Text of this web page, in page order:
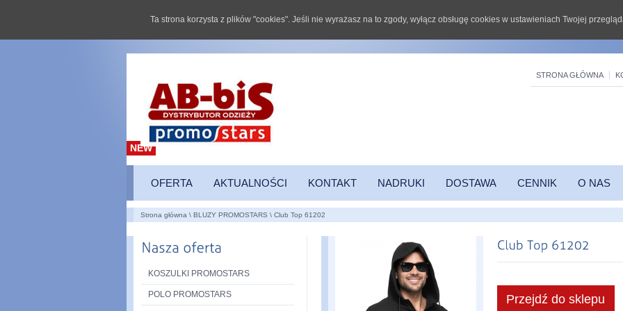
STRONA GŁÓWNA
OFERTA AKTUALNOŚCI KONTAKT NADRUKI DOSTAWA CENNIK O NAS
Strona główna \ BLUZY PROMOSTARS \ Club Top 61202
NEW
Przejdź do sklepu
KOSZULKI PROMOSTARS
POLO PROMOSTARS
Ta strona korzysta z plików "cookies". Jeśli nie wyrażasz na to zgody, wyłącz obsługę cookies w ustawieniach Twojej